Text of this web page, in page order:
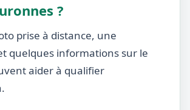
?
prise à distance, une
quelques informations sur le
aider à qualifier